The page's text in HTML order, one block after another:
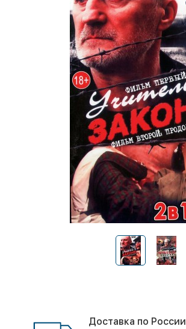
Доставка по России